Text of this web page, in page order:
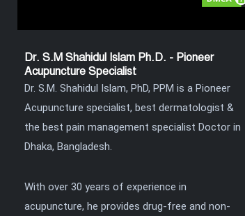
Dr. S.M Shahidul Islam Ph.D. - Pioneer
Acupuncture Specialist
Dr. S.M. Shahidul Islam, PhD, PPM is a Pioneer
Acupuncture specialist, best dermatologist &
the best pain management specialist Doctor in
Dhaka, Bangladesh.
With over 30 years of experience in
acupuncture, he provides drug-free and non-